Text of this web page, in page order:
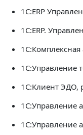
1C:ERP
1С:ERP.
1С:Комплексная
1C:Управление
1С:Клиент ЭДО,
1C:Управление
1С:Управление